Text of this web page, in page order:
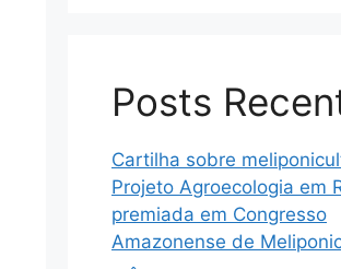
Posts
Cartilha sobre
Projeto Agroecologia em
premiada em Congresso
Amazonense de